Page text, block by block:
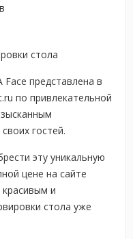
стола
представлена в
по привлекательной
гостей.
эту уникальную
цене на сайте
и
стола уже